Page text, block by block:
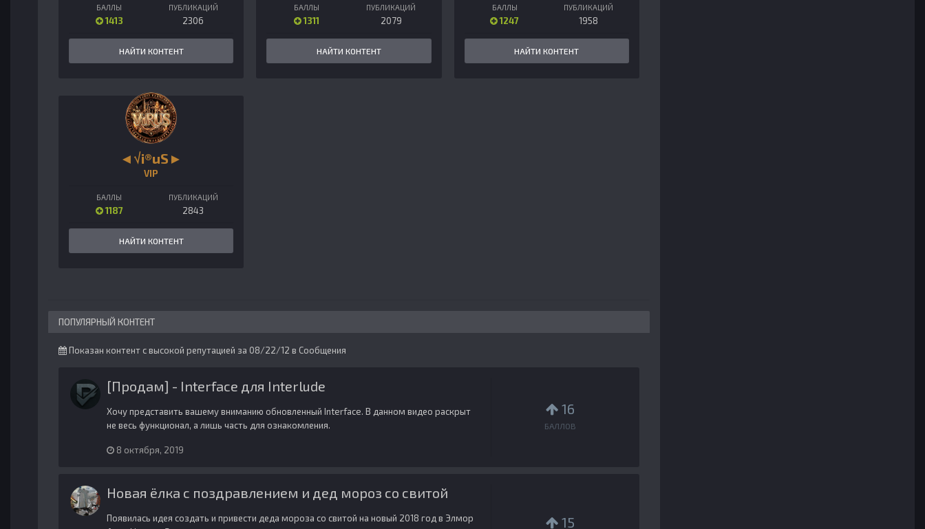
БАЛЛЫ
1413
ПУБЛИКАЦИЙ
2306
НАЙТИ КОНТЕНТ
БАЛЛЫ
1311
ПУБЛИКАЦИЙ
2079
НАЙТИ КОНТЕНТ
БАЛЛЫ
1247
ПУБЛИКАЦИЙ
1958
НАЙТИ КОНТЕНТ
◄√i®uS►
VIP
БАЛЛЫ
1187
ПУБЛИКАЦИЙ
2843
НАЙТИ КОНТЕНТ
ПОПУЛЯРНЫЙ КОНТЕНТ
Показан контент с высокой репутацией за 08/22/12 в Сообщения
16
БАЛЛОВ
[Продам] - Interface для Interlude
Хочу представить вашему вниманию обновленный Interface. В данном видео раскрыт
не весь функционал, а лишь часть для ознакомления.
8 октября, 2019
15
Новая ёлка с поздравлением и дед мороз со свитой
Появилась идея создать и привести деда мороза со свитой на новый 2018 год в Элмор